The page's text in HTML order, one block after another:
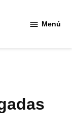
Menú